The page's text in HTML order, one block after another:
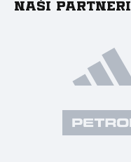
Naši partneri